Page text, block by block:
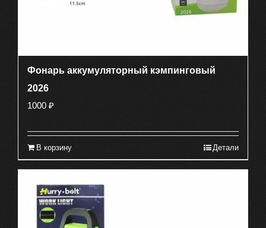
Фонарь аккумуляторный кэмпинговый
2026
1000 ₽
В корзину Детали